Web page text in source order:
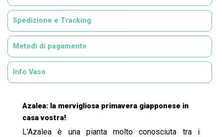
Spedizione e Tracking
Metodi di pagamento
Info Vaso
Azalea: la mervigliosa primavera giapponese in
casa vostra!
L'Azalea è una pianta molto conosciuta tra i